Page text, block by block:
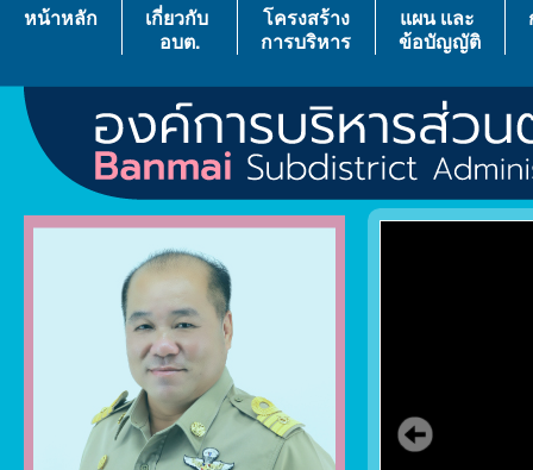
หน้าหลัก
เกี่ยวกับ
อบต.
โครงสร้าง
การบริหาร
แผน เเละ
ข้อบัญญัติ